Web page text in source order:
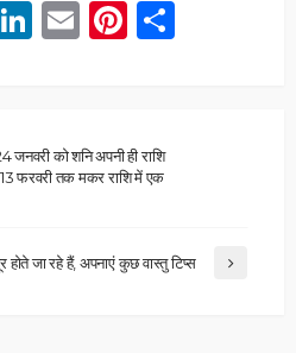
LinkedIn
EmailPinterest
को शनि अपनी ही राशि
फरवरी तक मकर राशि में एक
होते जा रहे हैं, अपनाएं कुछ वास्तु टिप्स